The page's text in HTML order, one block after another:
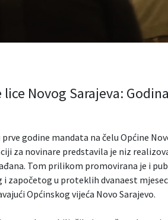
lice Novog Sarajeva:
prve godine mandata na čelu Općine
za novinare predstavila je niz
Tom prilikom promovirana je i
i započetog u proteklih dvanaest
Općinskog vijeća Novo Sarajevo.